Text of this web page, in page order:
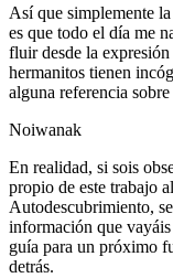
Así que simplemente
es que todo el día me
fluir desde la
hermanitos tienen
alguna referencia
Noiwanak
En realidad, si sois
propio de este trabajo
Autodescubrimiento,
información que
guía para un próximo
detrás.